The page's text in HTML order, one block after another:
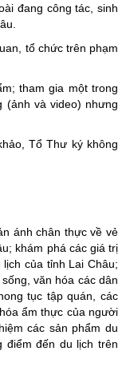
đang công tác, sinh
tổ chức trên phạm
tham gia một trong
(ảnh và video) nhưng
Tổ Thư ký không
ánh chân thực về vẻ
khám phá các giá trị
của tỉnh Lai Châu;
văn hóa các dân
tục tập quán, các
ẩm thực của người
các sản phẩm du
điểm đến du lịch trên